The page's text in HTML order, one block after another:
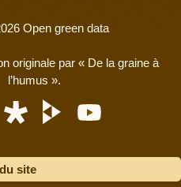
Open green data
originale par « De la graine à
l’humus ».
site